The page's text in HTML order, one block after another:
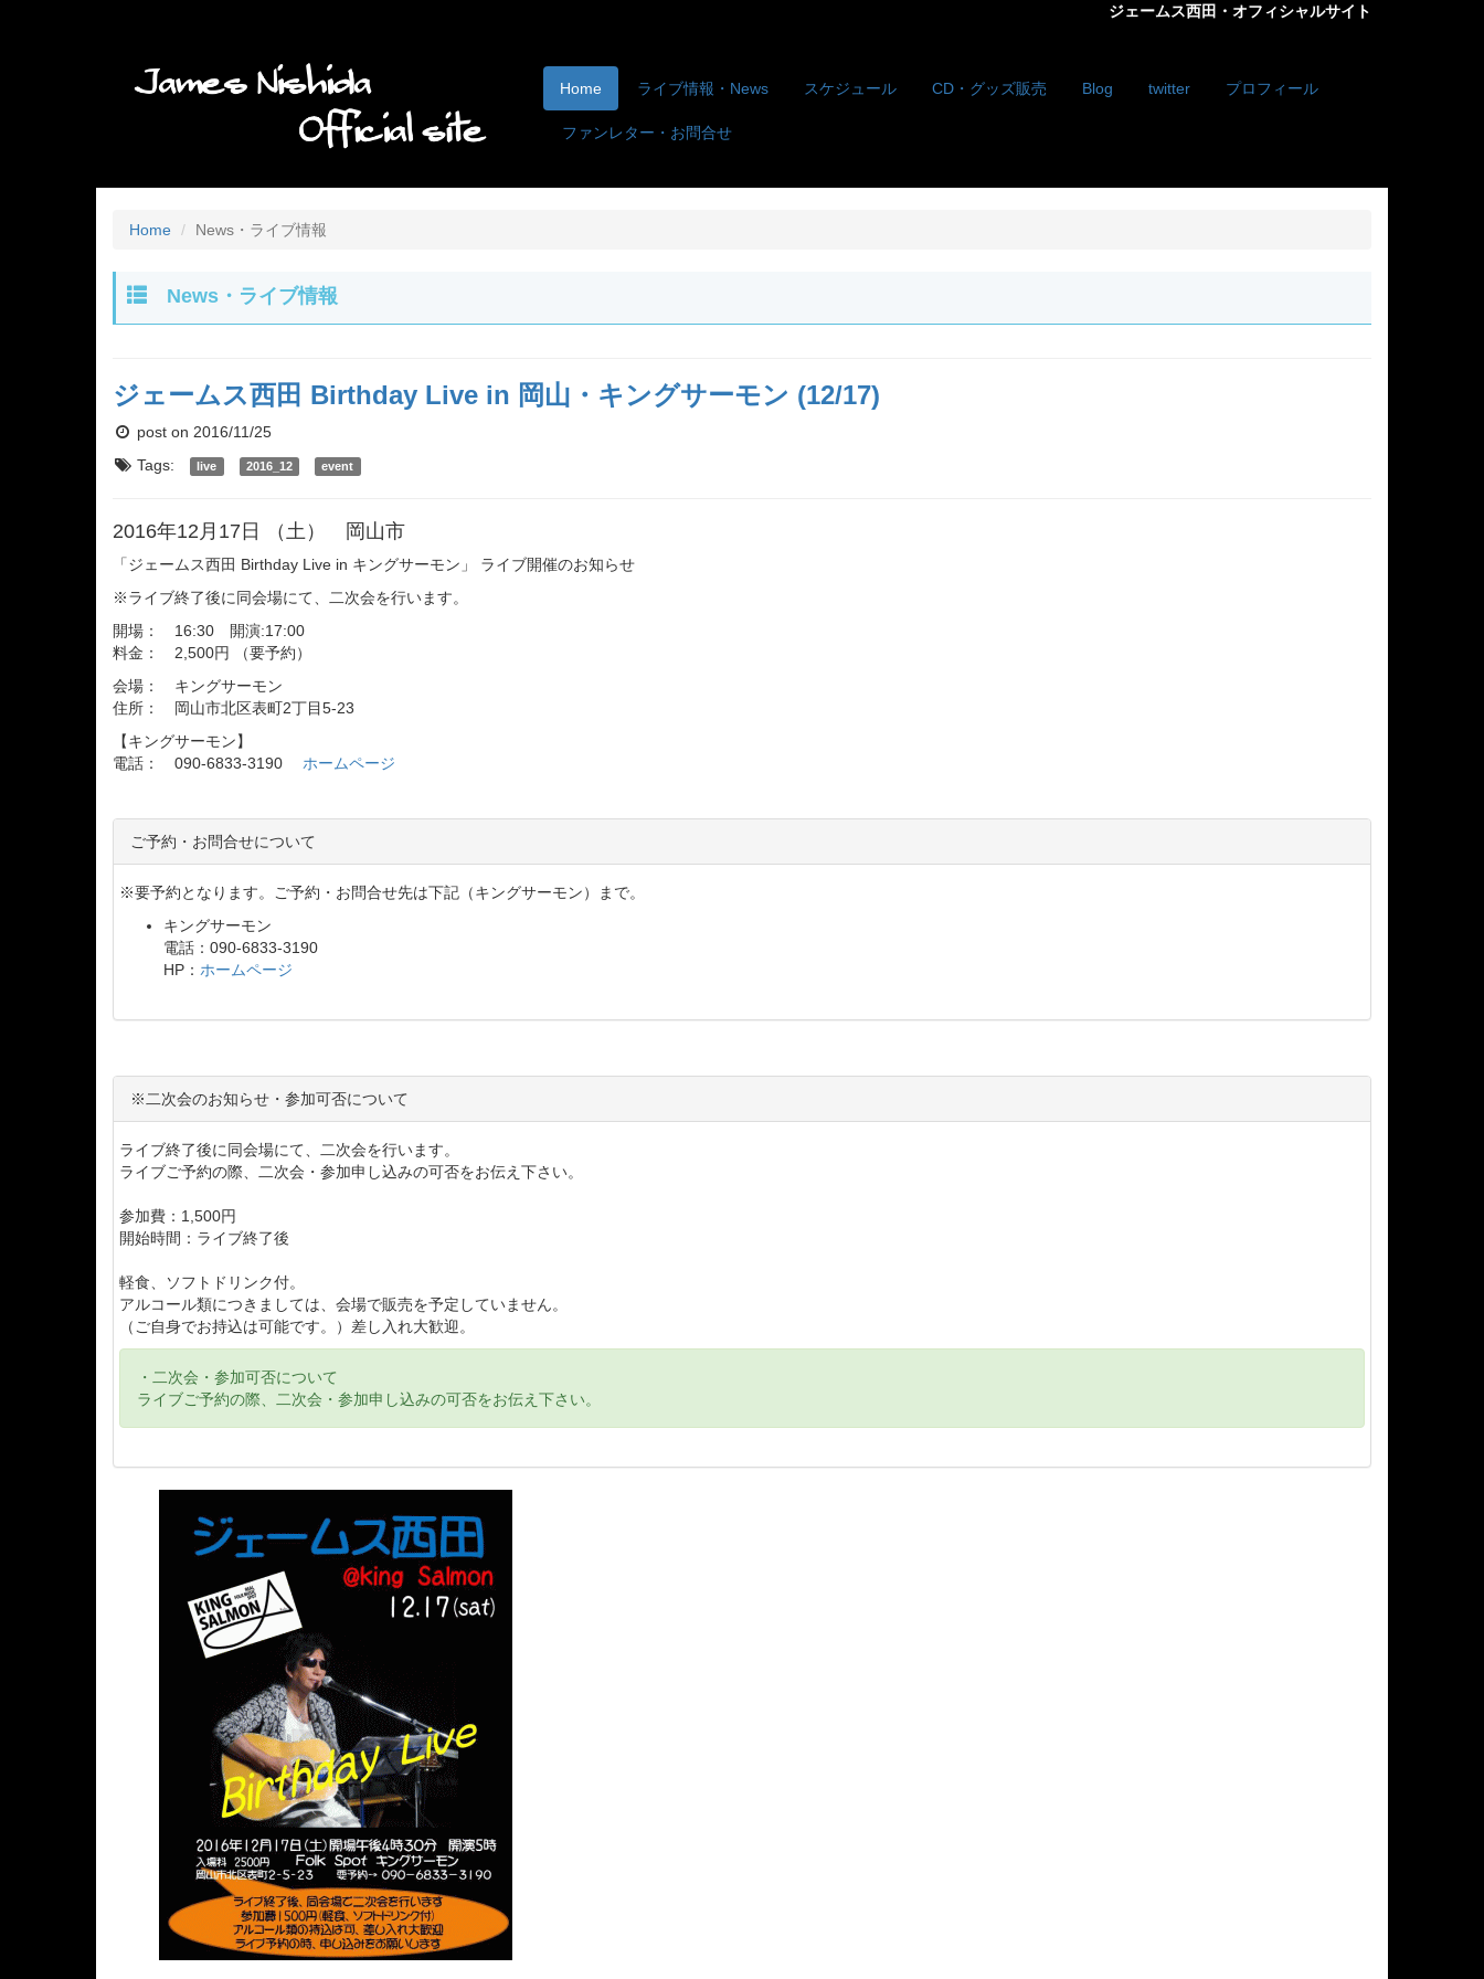
ジェームス西田・オフィシャルサイト
Home ライブ情報・News スケジュール CD・グッズ販売 Blog twitter プロフィール
ファンレター・お問合せ
Home News・ライブ情報
News・ライブ情報
ジェームス西田 Birthday Live in 岡山・キングサーモン (12/17)
post on 2016/11/25
Tags:
live 2016_12 event
2016年12月17日 （土） 岡山市
「ジェームス西田 Birthday Live in キングサーモン」 ライブ開催のお知らせ
※ライブ終了後に同会場にて、二次会を行います。
開場： 16:30 開演:17:00
料金： 2,500円 （要予約）
会場： キングサーモン
住所： 岡山市北区表町2丁目5-23
【キングサーモン】
電話： 090-6833-3190 ホームページ
ご予約・お問合せについて
※要予約となります。ご予約・お問合せ先は下記（キングサーモン）まで。
キングサーモン
電話：090-6833-3190
HP： ホームページ
※二次会のお知らせ・参加可否について
ライブ終了後に同会場にて、二次会を行います。
ライブご予約の際、二次会・参加申し込みの可否をお伝え下さい。
参加費：1,500円
開始時間：ライブ終了後
軽食、ソフトドリンク付。
アルコール類につきましては、会場で販売を予定していません。
（ご自身でお持込は可能です。）差し入れ大歓迎。
・二次会・参加可否について
ライブご予約の際、二次会・参加申し込みの可否をお伝え下さい。